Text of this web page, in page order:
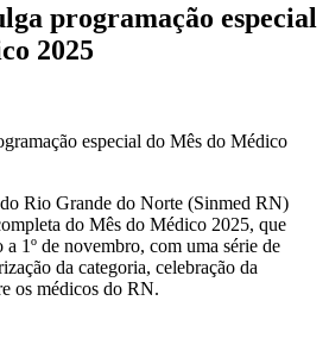
programação especial
2025
Rio Grande do Norte (Sinmed RN)
do Mês do Médico 2025, que
1º de novembro, com uma série de
da categoria, celebração da
os médicos do RN.